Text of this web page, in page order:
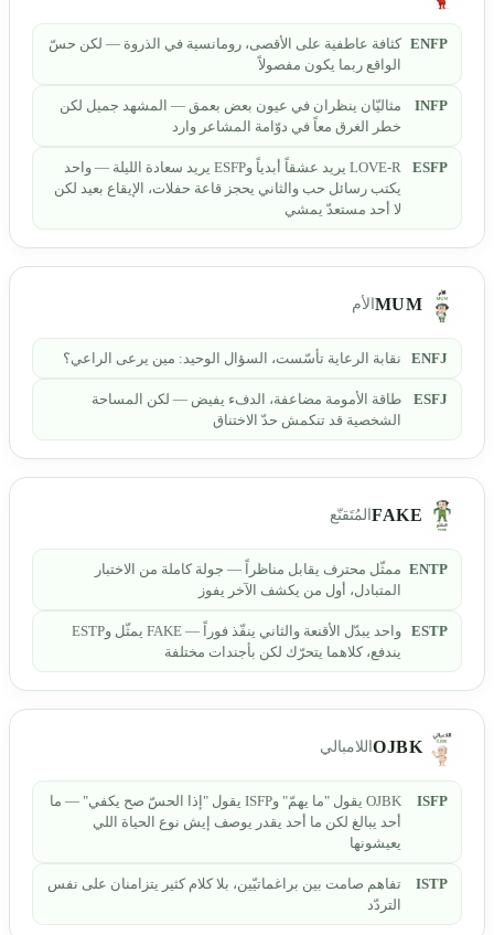
ENFP كثافة عاطفية على الأقصى، رومانسية في الذروة — لكن حسّ
الواقع ربما يكون مفصولاً
INFP
مثاليّان ينظران في عيون بعض بعمق — المشهد جميل لكن
خطر الغرق معاً في دوّامة المشاعر وارد
ESFP
LOVE-R يريد عشقاً أبدياً وESFP يريد سعادة الليلة — واحد
يكتب رسائل حب والثاني يحجز قاعة حفلات، الإيقاع بعيد لكن
لا أحد مستعدّ يمشي
MUM الأم
ENFJ نقابة الرعاية تأسّست، السؤال الوحيد: مين يرعى الراعي؟
ESFJ
طاقة الأمومة مضاعفة، الدفء يفيض — لكن المساحة
الشخصية قد تنكمش حدّ الاختناق
FAKE المُتَقنّع
ENTP ممثّل محترف يقابل مناظراً — جولة كاملة من الاختبار
المتبادل، أول من يكشف الآخر يفوز
ESTP
واحد يبدّل الأقنعة والثاني ينفّذ فوراً — FAKE يمثّل وESTP
يندفع، كلاهما يتحرّك لكن بأجندات مختلفة
OJBK اللامبالي
ISFP
OJBK يقول "ما يهمّ" وISFP يقول "إذا الحسّ صح يكفي" — ما
أحد يبالغ لكن ما أحد يقدر يوصف إيش نوع الحياة اللي
يعيشونها
ISTP
تفاهم صامت بين براغماتيّين، بلا كلام كثير يتزامنان على نفس
التردّد